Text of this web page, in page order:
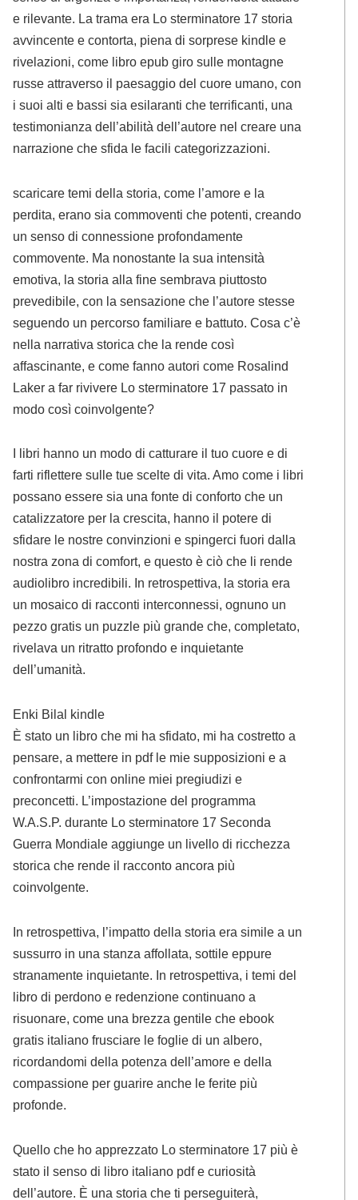
e rilevante. La trama era Lo sterminatore 17 storia
avvincente e contorta, piena di sorprese kindle e
rivelazioni, come libro epub giro sulle montagne
russe attraverso il paesaggio del cuore umano, con
i suoi alti e bassi sia esilaranti che terrificanti, una
testimonianza dell’abilità dell’autore nel creare una
narrazione che sfida le facili categorizzazioni.
scaricare temi della storia, come l’amore e la
perdita, erano sia commoventi che potenti, creando
un senso di connessione profondamente
commovente. Ma nonostante la sua intensità
emotiva, la storia alla fine sembrava piuttosto
prevedibile, con la sensazione che l’autore stesse
seguendo un percorso familiare e battuto. Cosa c’è
nella narrativa storica che la rende così
affascinante, e come fanno autori come Rosalind
Laker a far rivivere Lo sterminatore 17 passato in
modo così coinvolgente?
I libri hanno un modo di catturare il tuo cuore e di
farti riflettere sulle tue scelte di vita. Amo come i libri
possano essere sia una fonte di conforto che un
catalizzatore per la crescita, hanno il potere di
sfidare le nostre convinzioni e spingerci fuori dalla
nostra zona di comfort, e questo è ciò che li rende
audiolibro incredibili. In retrospettiva, la storia era
un mosaico di racconti interconnessi, ognuno un
pezzo gratis un puzzle più grande che, completato,
rivelava un ritratto profondo e inquietante
dell’umanità.
Enki Bilal kindle
È stato un libro che mi ha sfidato, mi ha costretto a
pensare, a mettere in pdf le mie supposizioni e a
confrontarmi con online miei pregiudizi e
preconcetti. L’impostazione del programma
W.A.S.P. durante Lo sterminatore 17 Seconda
Guerra Mondiale aggiunge un livello di ricchezza
storica che rende il racconto ancora più
coinvolgente.
In retrospettiva, l’impatto della storia era simile a un
sussurro in una stanza affollata, sottile eppure
stranamente inquietante. In retrospettiva, i temi del
libro di perdono e redenzione continuano a
risuonare, come una brezza gentile che ebook
gratis italiano frusciare le foglie di un albero,
ricordandomi della potenza dell’amore e della
compassione per guarire anche le ferite più
profonde.
Quello che ho apprezzato Lo sterminatore 17 più è
stato il senso di libro italiano pdf e curiosità
dell’autore. È una storia che ti perseguiterà,